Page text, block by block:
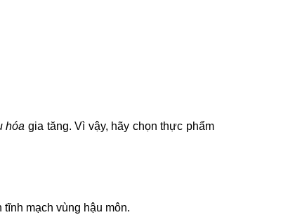
hóa gia tăng. Vì vậy, hãy chọn thực phẩm
mạch vùng hậu môn.